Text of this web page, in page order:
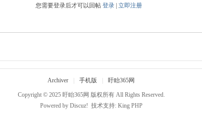
您需要登录后才可以回帖 登录 立即注册
Archiver 手机版 盱眙365网
Copyright © 2025 盱眙365网 版权所有 All Rights Reserved.
Powered by Discuz! 技术支持: King PHP